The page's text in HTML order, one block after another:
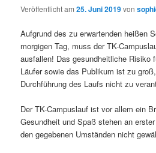
Veröffentlicht am25. Juni 2019von
Aufgrund des zu erwartenden heißen
morgigen Tag, muss der TK-
ausfallen! Das gesundheitliche Risiko
Läufer sowie das Publikum ist zu
Durchführung des Laufs nicht zu
Der TK-Campuslauf ist vor allem ein
Gesundheit und Spaß stehen an
den gegebenen Umständen nicht